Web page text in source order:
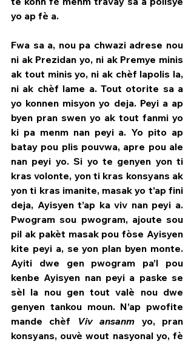
yo ap fè a.
Fwa sa a, nou pa chwazi adrese nou
ni ak Prezidan yo, ni ak Premye minis
ak tout minis yo, ni ak chèf lapolis la,
ni ak chèf lame a. Tout otorite sa a
yo konnen misyon yo deja. Peyi a ap
byen pran swen yo ak tout fanmi yo
ki pa menm nan peyi a. Yo pito ap
batay pou plis pouvwa, apre pou ale
nan peyi yo. Si yo te genyen yon ti
kras volonte, yon ti kras konsyans ak
yon ti kras imanite, masak yo t’ap fini
deja, Ayisyen t’ap ka viv nan peyi a.
Pwogram sou pwogram, ajoute sou
pil ak pakèt masak pou fòse Ayisyen
kite peyi a, se yon plan byen monte.
Ayiti dwe gen pwogram pa’l pou
kenbe Ayisyen nan peyi a paske se
sèl la nou gen tout valè nou dwe
genyen tankou moun. N’ap pwofite
mande chèf
Viv ansanm yo, pran
konsyans, ouvè wout nasyonal yo, fè